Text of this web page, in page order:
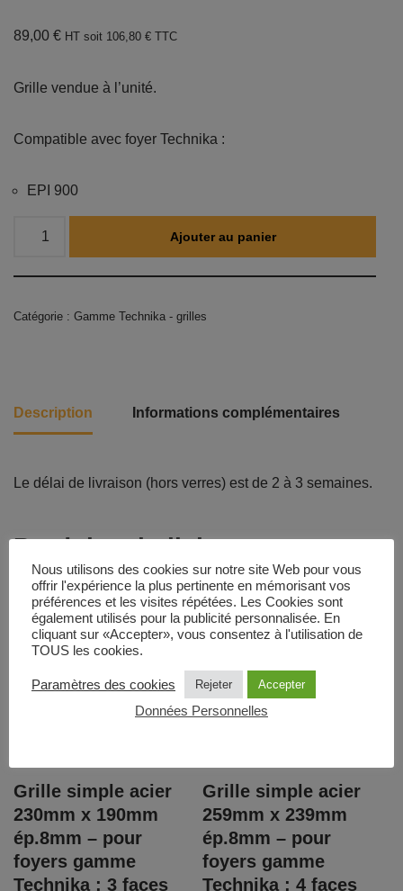
89,00 € HT soit 106,80 € TTC
Grille vendue à l’unité.
Compatible avec foyer Technika :
EPI 900
Ajouter au panier
Catégorie : Gamme Technika - grilles
Description Informations complémentaires
Le délai de livraison (hors verres) est de 2 à 3 semaines.
Produits similaires
Grille simple acier
230mm x 190mm
ép.8mm – pour
foyers gamme
Technika : 3 faces
Grille simple acier
259mm x 239mm
ép.8mm – pour
foyers gamme
Technika : 4 faces
Nous utilisons des cookies sur notre site Web pour vous
offrir l'expérience la plus pertinente en mémorisant vos
préférences et les visites répétées. Les Cookies sont
également utilisés pour la publicité personnalisée. En
cliquant sur «Accepter», vous consentez à l'utilisation de
TOUS les cookies.
Paramètres des cookies Rejeter Accepter
Données Personnelles